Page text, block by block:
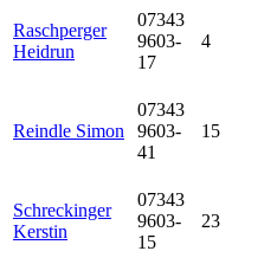
Raschperger
Heidrun
07343
9603-
17
4
Reindle Simon
07343
9603-
41
15
Schreckinger
Kerstin
07343
9603-
15
23